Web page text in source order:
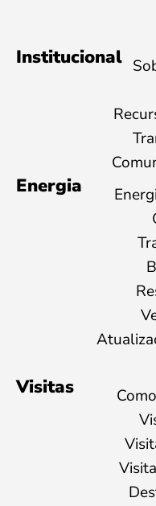
Institucional
Energia
Visitas